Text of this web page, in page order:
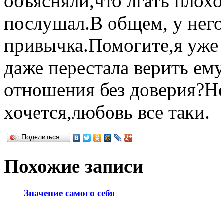
послушал.В общем, у
привычка.Помогите,я
даже перестала верить
отношения без
хочется,любовь все таки.
Поделиться…
Похожие записи
Значение самого себя